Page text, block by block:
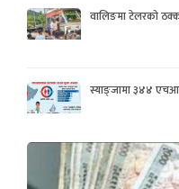
वालिङमा टेलरको
स्याङ्जामा ३४४